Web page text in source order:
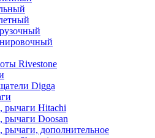
Rivestone
Digga
рычаги Hitachi
рычаги Doosan
рычаги, дополнительное